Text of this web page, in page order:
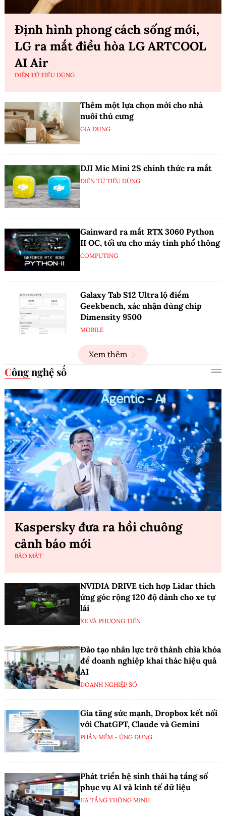
Định hình phong cách sống mới,
LG ra mắt điều hòa LG ARTCOOL
AI Air
ĐIỆN TỬ TIÊU DÙNG
Thêm một lựa chọn mới cho nhà
nuôi thú cưng
GIA DỤNG
DJI Mic Mini 2S chính thức ra mắt
ĐIỆN TỬ TIÊU DÙNG
Gainward ra mắt RTX 3060 Python
II OC, tối ưu cho máy tính phổ thông
COMPUTING
Galaxy Tab S12 Ultra lộ điểm
Geekbench, xác nhận dùng chip
Dimensity 9500
MOBILE
Xem thêm
Công nghệ số
Kaspersky đưa ra hồi chuông
cảnh báo mới
BẢO MẬT
NVIDIA DRIVE tích hợp Lidar thích
ứng góc rộng 120 độ dành cho xe tự
lái
XE VÀ PHƯƠNG TIỆN
Đào tạo nhân lực trở thành chìa khóa
để doanh nghiệp khai thác hiệu quả
AI
DOANH NGHIỆP SỐ
Gia tăng sức mạnh, Dropbox kết nối
với ChatGPT, Claude và Gemini
PHẦN MỀM - ỨNG DỤNG
Phát triển hệ sinh thái hạ tầng số
phục vụ AI và kinh tế dữ liệu
HẠ TẦNG THÔNG MINH